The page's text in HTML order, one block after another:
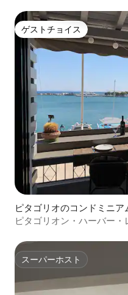
ゲストチョイス
ゲストチョイス
ピタゴリオのコンドミニア
ピタゴリオン・ハーバー・
スーパーホスト
スーパーホスト